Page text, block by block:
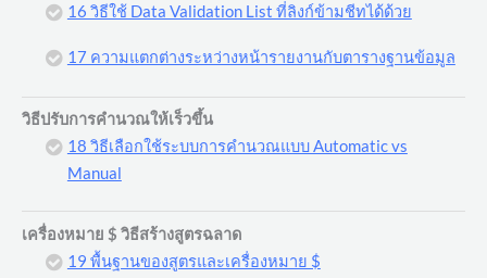
16 วิธีใช้ Data Validation List ที่ลิงก์ข้ามชีทได้ด้วย
17 ความแตกต่างระหว่างหน้ารายงานกับตารางฐานข้อมูล
วิธีปรับการคำนวณให้เร็วขึ้น
18 วิธีเลือกใช้ระบบการคำนวณแบบ Automatic vs
Manual
เครื่องหมาย $ วิธีสร้างสูตรฉลาด
19 พื้นฐานของสูตรและเครื่องหมาย $